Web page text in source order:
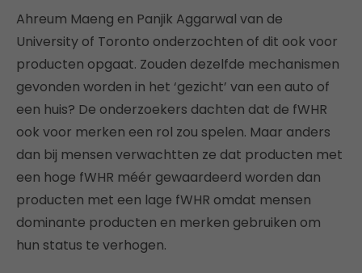
Ahreum Maeng en Panjik Aggarwal van de
University of Toronto onderzochten of dit ook voor
producten opgaat. Zouden dezelfde mechanismen
gevonden worden in het ‘gezicht’ van een auto of
een huis? De onderzoekers dachten dat de fWHR
ook voor merken een rol zou spelen. Maar anders
dan bij mensen verwachtten ze dat producten met
een hoge fWHR méér gewaardeerd worden dan
producten met een lage fWHR omdat mensen
dominante producten en merken gebruiken om
hun status te verhogen.